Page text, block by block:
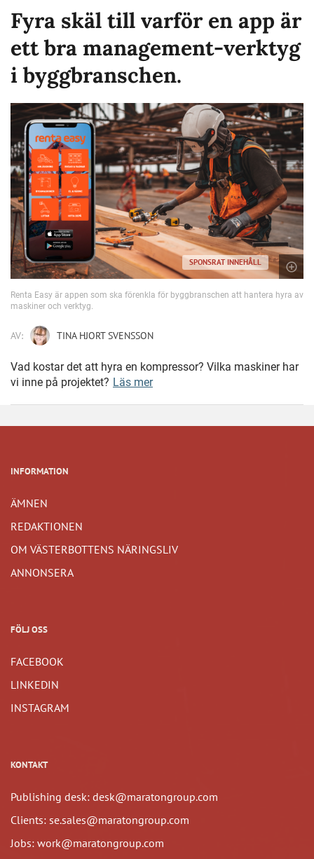
Fyra skäl till varför en app är
ett bra management-verktyg
i byggbranschen.
SPONSRAT INNEHÅLL
Renta Easy är appen som ska förenkla för byggbranschen att hantera hyra av
maskiner och verktyg.
AV: TINA HJORT SVENSSON
Vad kostar det att hyra en kompressor? Vilka maskiner har
vi inne på projektet? Läs mer
INFORMATION
ÄMNEN
REDAKTIONEN
OM VÄSTERBOTTENS NÄRINGSLIV
ANNONSERA
FÖLJ OSS
FACEBOOK
LINKEDIN
INSTAGRAM
KONTAKT
Publishing desk: desk@maratongroup.com
Clients: se.sales@maratongroup.com
Jobs: work@maratongroup.com